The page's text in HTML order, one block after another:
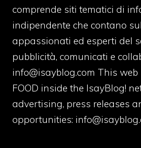
comprende siti tematici di
indipendente che contano
appassionati ed esperti del
pubblicità, comunicati e
info@isayblog.com This web
FOOD inside the IsayBlog!
advertising, press releases
opportunities: